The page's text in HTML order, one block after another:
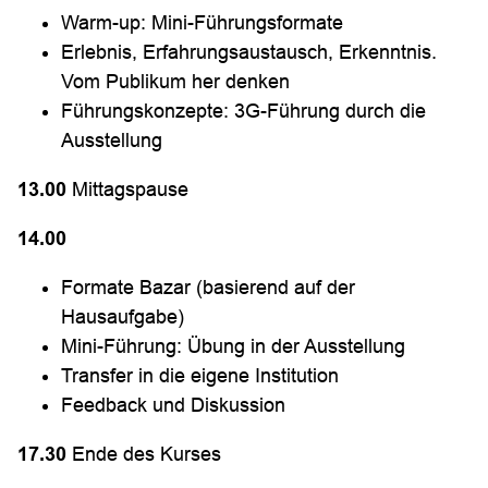
Warm-up: Mini-Führungsformate
Erlebnis, Erfahrungsaustausch, Erkenntnis.
Vom Publikum her denken
Führungskonzepte: 3G-Führung durch die
Ausstellung
13.00 Mittagspause
14.00
Formate Bazar (basierend auf der
Hausaufgabe)
Mini-Führung: Übung in der Ausstellung
Transfer in die eigene Institution
Feedback und Diskussion
17.30 Ende des Kurses